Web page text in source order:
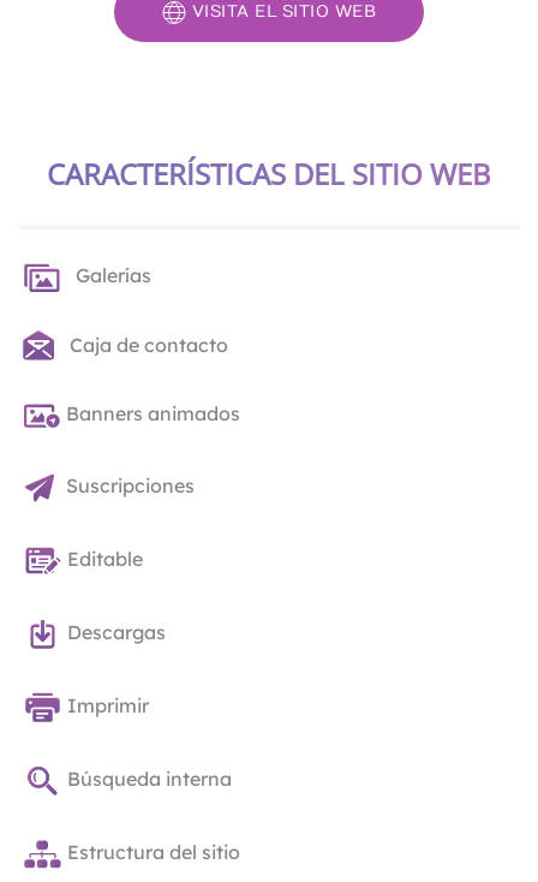
VISITA EL SITIO WEB
CARACTERÍSTICAS DEL SITIO WEB
Galerías
Caja de contacto
Banners animados
Suscripciones
Editable
Descargas
Imprimir
Búsqueda interna
Estructura del sitio